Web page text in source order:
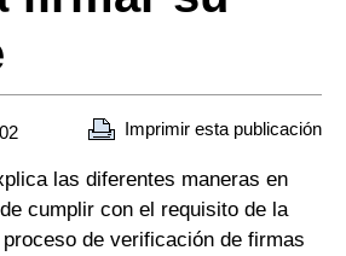
Imprimir esta publicación
las diferentes maneras en
cumplir con el requisito de la
de verificación de firmas